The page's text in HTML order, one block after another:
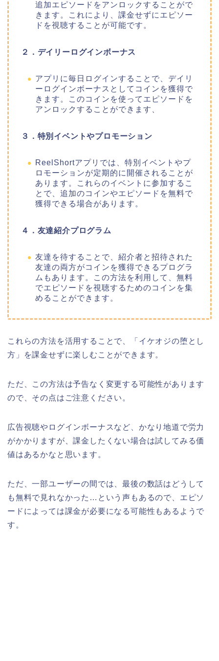
追加エピソードをアンロックすることがで
きます。これにより、課金せずにエピソー
ドを視聴することが可能です。
２．デイリーログインボーナス
アプリに毎日ログインすることで、デイリ
ーログインボーナスとしてコインを獲得で
きます。このコインを使ってエピソードを
アンロックすることができます、
３．特別イベントやプロモーション
ReelShortアプリでは、特別イベントやプ
ロモーションが定期的に開催されることが
あります。これらのイベントに参加するこ
とで、追加のコインやエピソードを無料で
獲得できる場合があります。
４．友達紹介プログラム
友達を待することで、紹介者と招待された
友達の両方がコインを獲得できるプログラ
ムもあります。この方法を利用して、無料
でエピソードを視聴するためのコインを集
めることができます。
これらの方法を活用することで、
「イケオジの堕とし
方 」 を課金せずに楽しむことができます。
ただ、この方法は予告なく変更する可能性があります
ので、その点はご注意ください。
広告視聴やログインボーナスなど、かなり地道で労力
がかかりますが、課金したくない場合は試してみる価
値はあるかなと思います。
ただ、一部ユーザーの間では、最後の数話はどうして
も無料で見れなかった…という声もあるので、エピソ
ードによっては課金が必要になる可能性もあるようで
す。